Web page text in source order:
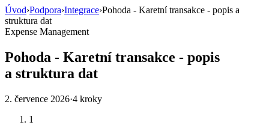
Úvod›Podpora›Integrace›Pohoda - Karetní transakce - popis a
struktura dat
Expense Management
Pohoda - Karetní transakce - popis
a struktura dat
2. července 2026·4 kroky
1